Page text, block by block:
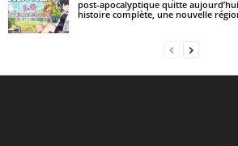
post-apocalyptique quitte aujourd’hui
histoire complète, une nouvelle